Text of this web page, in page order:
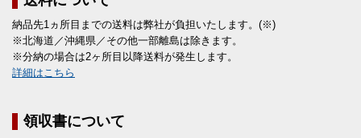
納品先1ヵ所目までの送料は弊社が負担いたします。(※)
※北海道／沖縄県／その他一部離島は除きます。
※分納の場合は2ヶ所目以降送料が発生します。
詳細はこちら
領収書について